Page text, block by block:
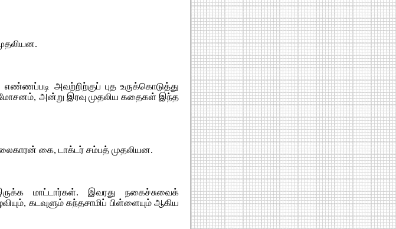
அவற்றிற்குப் புத உருக்கொடுத்து
அன்று இரவு முதலிய கதைகள் இந்த
கை, டாக்டர் சம்பத் முதலியன.
மாட்டார்கள். இவரது நகைச்சுவைக்
கடவுளும் கந்தசாமிப் பிள்ளையும் ஆகிய